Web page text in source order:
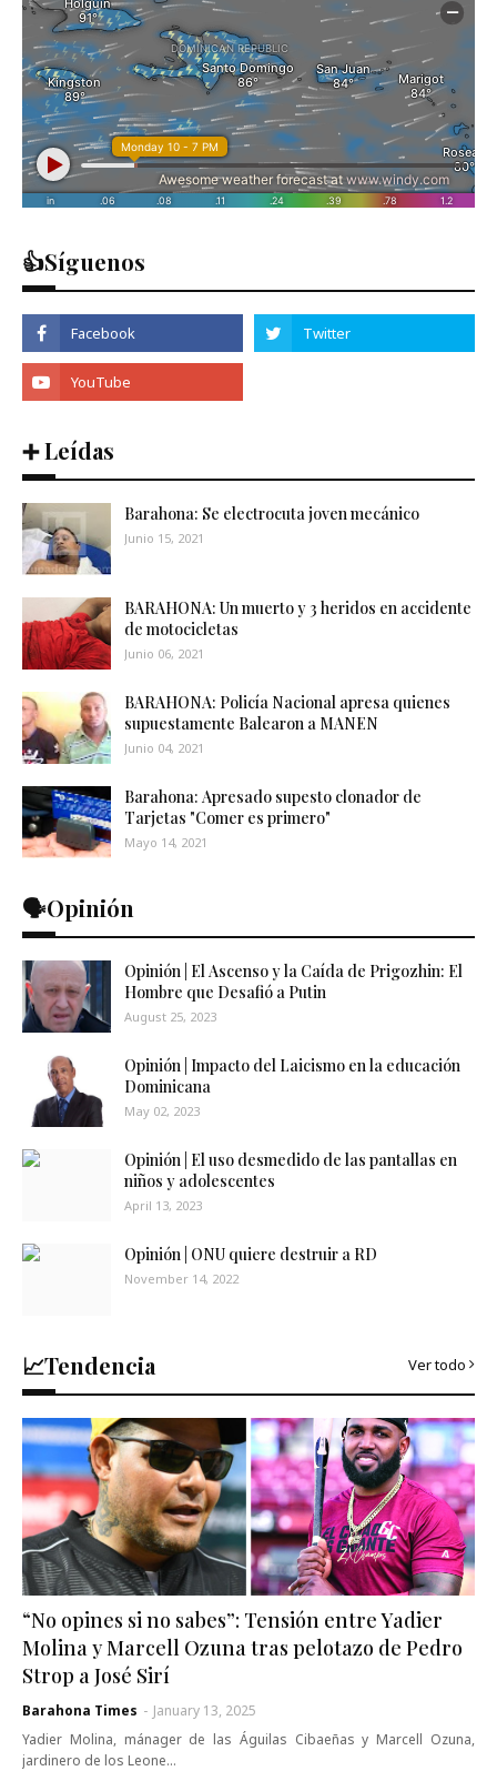
👍Síguenos
➕ Leídas
Barahona: Se electrocuta joven mecánico
Junio 15, 2021
BARAHONA: Un muerto y 3 heridos en accidente
de motocicletas
Junio 06, 2021
BARAHONA: Policía Nacional apresa quienes
supuestamente Balearon a MANEN
Junio 04, 2021
Barahona: Apresado supesto clonador de
Tarjetas "Comer es primero"
Mayo 14, 2021
🗣️Opinión
Opinión | El Ascenso y la Caída de Prigozhin: El
Hombre que Desafió a Putin
August 25, 2023
Opinión | Impacto del Laicismo en la educación
Dominicana
May 02, 2023
Opinión | El uso desmedido de las pantallas en
niños y adolescentes
April 13, 2023
Opinión | ONU quiere destruir a RD
November 14, 2022
📈Tendencia Ver todo
“No opines si no sabes”: Tensión entre Yadier
Molina y Marcell Ozuna tras pelotazo de Pedro
Strop a José Sirí
Barahona Times - January 13, 2025
Yadier Molina, mánager de las Águilas Cibaeñas y Marcell Ozuna,
jardinero de los Leone…